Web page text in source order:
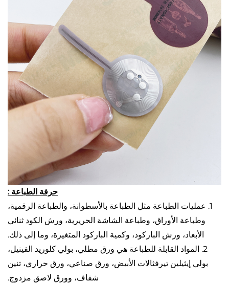
حرفة الطباعة :
1. عمليات الطباعة مثل الطباعة بالأسطوانة، والطباعة الرقمية،
وطباعة الأوراق، وطباعة الشاشة الحريرية، ورش الكود ثنائي
الأبعاد، ورش الباركود، وكمية الباركود المتغيرة، وما إلى ذلك.
2. المواد القابلة للطباعة هي ورق مطلي، بولي كلوريد الفينيل،
بولي إيثيلين تيرفثالات الأبيض، ورق صناعي، ورق حراري، تنين
شفاف، وورق لاصق مزدوج.